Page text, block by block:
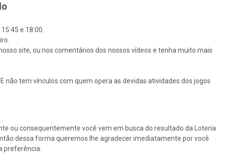
e 18:00.
site, ou nos comentários dos nossos vídeos e tenha muito mais
não tem vínculos com quem opera as devidas atividades dos jogos
ou consequentemente você vem em busca do resultado da Loteria
dessa forma queremos lhe agradecer imediatamente por você
preferência.